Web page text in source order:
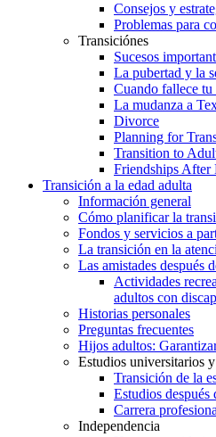
Consejos y
Problemas para
Transiciónes
Sucesos
La pubertad y la
Cuando fallece
La mudanza a
Divorce
Planning for
Transition to
Friendships After
Transición a la edad adulta
Información general
Cómo planificar la
Fondos y servicios a
La transición en la
Las amistades después
Actividades
adultos con
Historias personales
Preguntas frecuentes
Hijos adultos:
Estudios universitarios
Transición de la
Estudios después
Carrera
Independencia